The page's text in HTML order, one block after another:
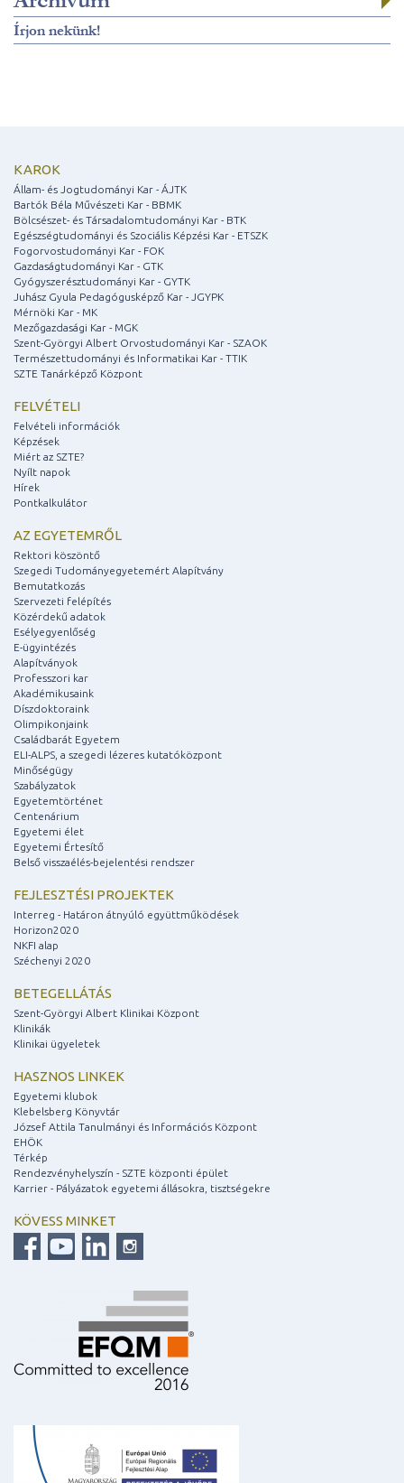
Írjon nekünk!
KAROK
Állam- és Jogtudományi Kar - ÁJTK
Bartók Béla Művészeti Kar - BBMK
Bölcsészet- és Társadalomtudományi Kar - BTK
Egészségtudományi és Szociális Képzési Kar - ETSZK
Fogorvostudományi Kar - FOK
Gazdaságtudományi Kar - GTK
Gyógyszerésztudományi Kar - GYTK
Juhász Gyula Pedagógusképző Kar - JGYPK
Mérnöki Kar - MK
Mezőgazdasági Kar - MGK
Szent-Györgyi Albert Orvostudományi Kar - SZAOK
Természettudományi és Informatikai Kar - TTIK
SZTE Tanárképző Központ
FELVÉTELI
Felvételi információk
Képzések
Miért az SZTE?
Nyílt napok
Hírek
Pontkalkulátor
AZ EGYETEMRŐL
Rektori köszöntő
Szegedi Tudományegyetemért Alapítvány
Bemutatkozás
Szervezeti felépítés
Közérdekű adatok
Esélyegyenlőség
E-ügyintézés
Alapítványok
Professzori kar
Akadémikusaink
Díszdoktoraink
Olimpikonjaink
Családbarát Egyetem
ELI-ALPS, a szegedi lézeres kutatóközpont
Minőségügy
Szabályzatok
Egyetemtörténet
Centenárium
Egyetemi élet
Egyetemi Értesítő
Belső visszaélés-bejelentési rendszer
FEJLESZTÉSI PROJEKTEK
Interreg - Határon átnyúló együttműködések
Horizon2020
NKFI alap
Széchenyi 2020
BETEGELLÁTÁS
Szent-Györgyi Albert Klinikai Központ
Klinikák
Klinikai ügyeletek
HASZNOS LINKEK
Egyetemi klubok
Klebelsberg Könyvtár
József Attila Tanulmányi és Információs Központ
EHÖK
Térkép
Rendezvényhelyszín - SZTE központi épület
Karrier - Pályázatok egyetemi állásokra, tisztségekre
KÖVESS MINKET